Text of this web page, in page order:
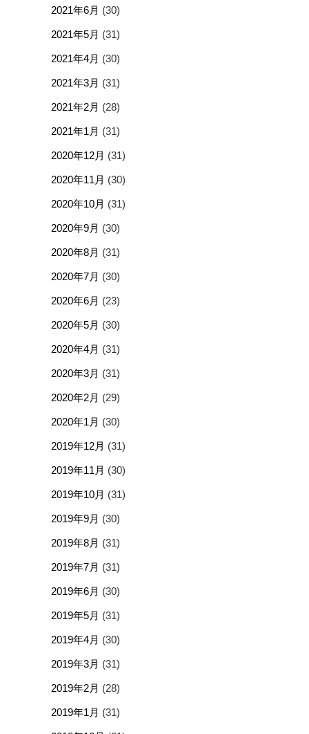
2021年6月 (30)
2021年5月 (31)
2021年4月 (30)
2021年3月 (31)
2021年2月 (28)
2021年1月 (31)
2020年12月 (31)
2020年11月 (30)
2020年10月 (31)
2020年9月 (30)
2020年8月 (31)
2020年7月 (30)
2020年6月 (23)
2020年5月 (30)
2020年4月 (31)
2020年3月 (31)
2020年2月 (29)
2020年1月 (30)
2019年12月 (31)
2019年11月 (30)
2019年10月 (31)
2019年9月 (30)
2019年8月 (31)
2019年7月 (31)
2019年6月 (30)
2019年5月 (31)
2019年4月 (30)
2019年3月 (31)
2019年2月 (28)
2019年1月 (31)